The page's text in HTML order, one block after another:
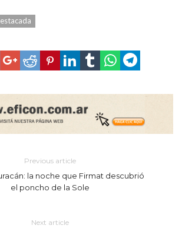
Previous article
la noche que Firmat descubrió
el poncho de la Sole
Next article